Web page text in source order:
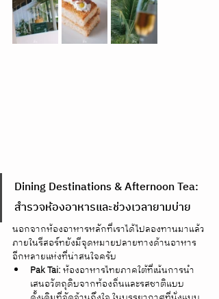
Dining Destinations & Afternoon Tea:
สำรวจห้องอาหารและช่วงเวลายามบ่าย
นอกจากห้องอาหารหลักที่เราได้ไปลองทานมาแล้ว
ภายในรีสอร์ทยังมีจุดหมายปลายทางด้านอาหาร
อีกหลายแห่งที่น่าสนใจครับ
Pak Tai: ห้องอาหารไทยภาคใต้ที่เน้นการนำ
เสนอวัตถุดิบจากท้องถิ่นและรสชาติแบบ